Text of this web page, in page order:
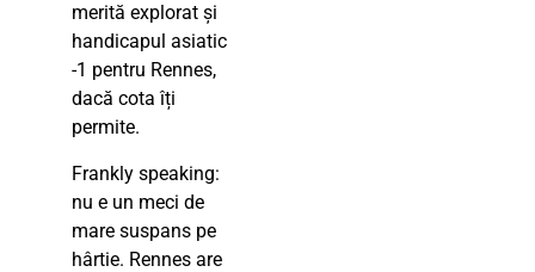
merită explorat și
handicapul asiatic
-1 pentru Rennes,
dacă cota îți
permite.
Frankly speaking:
nu e un meci de
mare suspans pe
hârtie. Rennes are